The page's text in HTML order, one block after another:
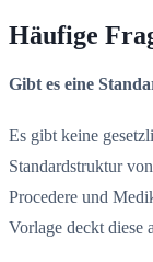
Häufige
Gibt es eine
Es gibt keine
Standardstruktur
Procedere und
Vorlage deckt diese